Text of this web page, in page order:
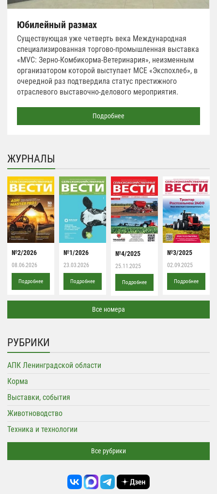
Юбилейный размах
Существующая уже четверть века Международная
специализированная торгово-промышленная выставка
«MVC: Зерно-Комбикорма-Ветеринария», неизменным
организатором которой выступает МСЕ «Экспохлеб», в
очередной раз подтвердила статус престижного
отраслевого выставочно-делового мероприятия.
Подробнее
ЖУРНАЛЫ
№2/2026
08.06.2026
Подробнее
№1/2026
23.03.2026
Подробнее
№4/2025
25.11.2025
Подробнее
№3/2025
02.09.2025
Подробнее
Все номера
РУБРИКИ
АПК Ленинградской области
Корма
Выставки, события
Животноводство
Техника и технологии
Все рубрики